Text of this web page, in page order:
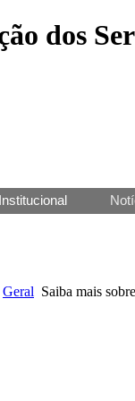
dos
Institucional
Geral Saiba mais